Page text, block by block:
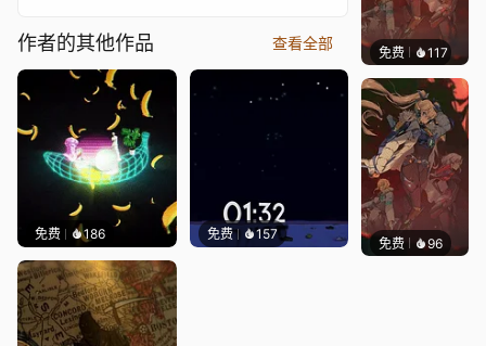
作者的其他作品 查看全部
免费 186 免费 157
免费 117Nesu
免费 96 Nesu